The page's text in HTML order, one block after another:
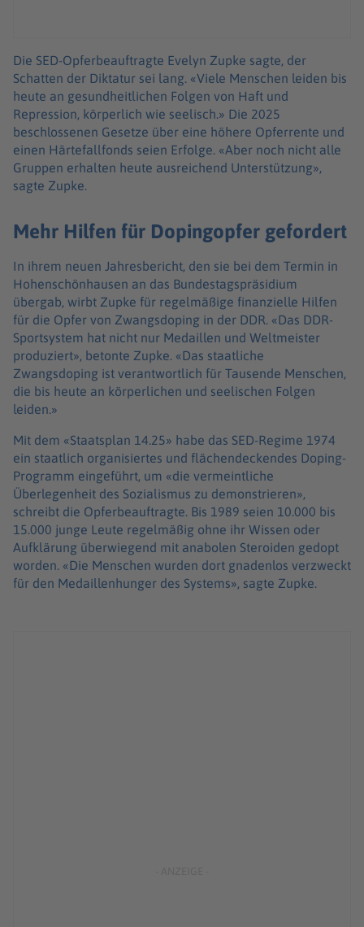
Die SED-Opferbeauftragte Evelyn Zupke sagte, der
Schatten der Diktatur sei lang. «Viele Menschen leiden bis
heute an gesundheitlichen Folgen von Haft und
Repression, körperlich wie seelisch.» Die 2025
beschlossenen Gesetze über eine höhere Opferrente und
einen Härtefallfonds seien Erfolge. «Aber noch nicht alle
Gruppen erhalten heute ausreichend Unterstützung»,
sagte Zupke.
Mehr Hilfen für Dopingopfer gefordert
In ihrem neuen Jahresbericht, den sie bei dem Termin in
Hohenschönhausen an das Bundestagspräsidium
übergab, wirbt Zupke für regelmäßige finanzielle Hilfen
für die Opfer von Zwangsdoping in der DDR. «Das DDR-
Sportsystem hat nicht nur Medaillen und Weltmeister
produziert», betonte Zupke. «Das staatliche
Zwangsdoping ist verantwortlich für Tausende Menschen,
die bis heute an körperlichen und seelischen Folgen
leiden.»
Mit dem «Staatsplan 14.25» habe das SED-Regime 1974
ein staatlich organisiertes und flächendeckendes Doping-
Programm eingeführt, um «die vermeintliche
Überlegenheit des Sozialismus zu demonstrieren»,
schreibt die Opferbeauftragte. Bis 1989 seien 10.000 bis
15.000 junge Leute regelmäßig ohne ihr Wissen oder
Aufklärung überwiegend mit anabolen Steroiden gedopt
worden. «Die Menschen wurden dort gnadenlos verzweckt
für den Medaillenhunger des Systems», sagte Zupke.